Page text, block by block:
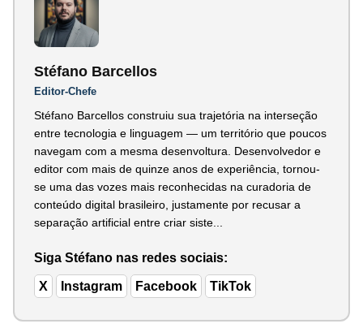
Stéfano Barcellos
Editor-Chefe
Stéfano Barcellos construiu sua trajetória na interseção
entre tecnologia e linguagem — um território que poucos
navegam com a mesma desenvoltura. Desenvolvedor e
editor com mais de quinze anos de experiência, tornou-
se uma das vozes mais reconhecidas na curadoria de
conteúdo digital brasileiro, justamente por recusar a
separação artificial entre criar siste...
Siga Stéfano nas redes sociais:
X Instagram Facebook TikTok